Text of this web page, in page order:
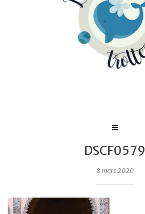
DSCF0579
8 mars 2020